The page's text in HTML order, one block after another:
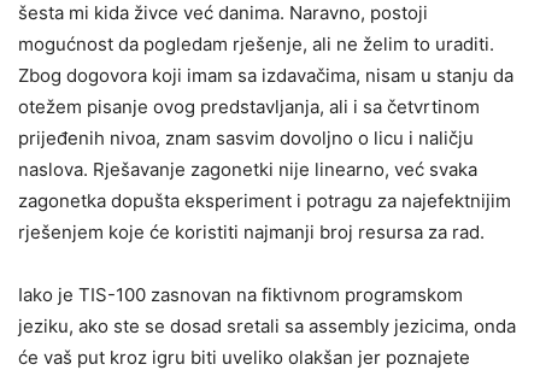
šesta mi kida živce već danima. Naravno, postoji
mogućnost da pogledam rješenje, ali ne želim to uraditi.
Zbog dogovora koji imam sa izdavačima, nisam u stanju da
otežem pisanje ovog predstavljanja, ali i sa četvrtinom
prijeđenih nivoa, znam sasvim dovoljno o licu i naličju
naslova. Rješavanje zagonetki nije linearno, već svaka
zagonetka dopušta eksperiment i potragu za najefektnijim
rješenjem koje će koristiti najmanji broj resursa za rad.
Iako je TIS-100 zasnovan na fiktivnom programskom
jeziku, ako ste se dosad sretali sa assembly jezicima, onda
će vaš put kroz igru biti uveliko olakšan jer poznajete